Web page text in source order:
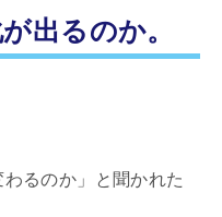
出るのか。
わるのか」と聞かれた